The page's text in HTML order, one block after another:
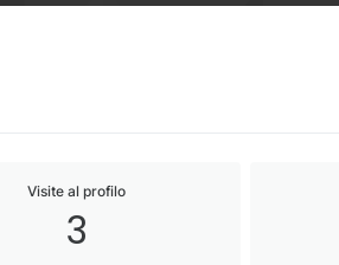
Visite al profilo
3